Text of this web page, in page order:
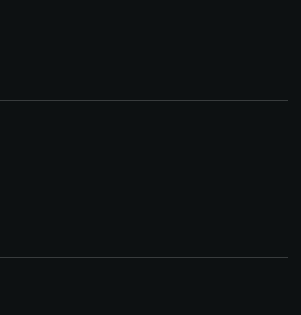
possono
personali.